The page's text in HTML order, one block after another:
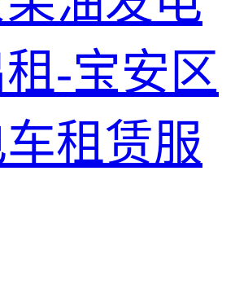
-宝安区
租赁服